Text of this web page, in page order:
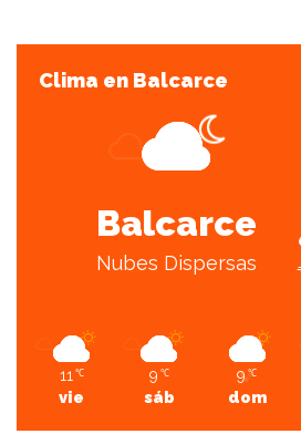
n
Clima en Balcarce
Balcarce
Nubes Dispersas
11 ℃
vie
9 ℃
sáb
9 ℃
dom